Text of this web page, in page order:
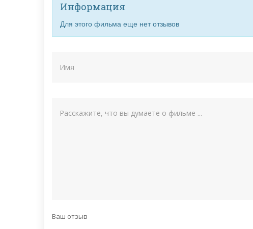
Информация
Для этого фильма еще нет отзывов
Ваш отзыв